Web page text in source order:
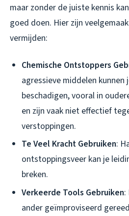
maar zonder de juiste kennis
goed doen. Hier zijn
vermijden:
Chemische Ontstoppers
agressieve middelen kunnen
beschadigen, vooral in
en zijn vaak niet effectief
verstoppingen.
Te Veel Kracht Gebruiken:
ontstoppingsveer kan je
breken.
Verkeerde Tools Gebruiken:
ander geïmproviseerd